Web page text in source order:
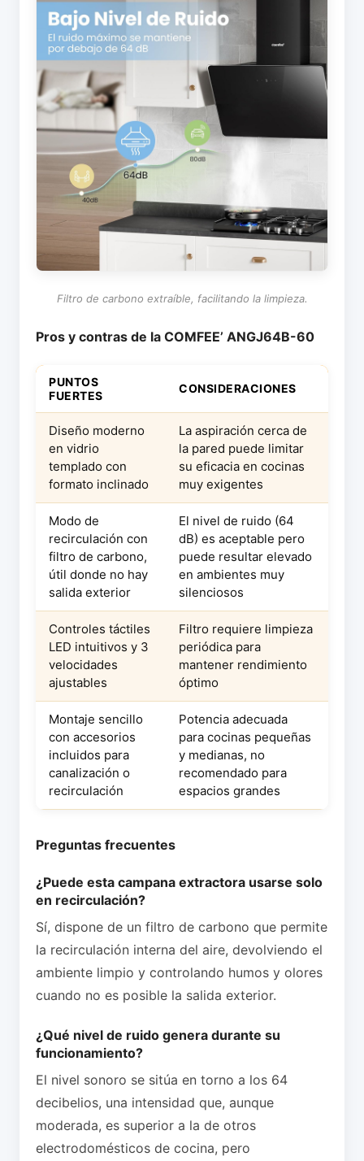
Filtro de carbono extraíble, facilitando la limpieza.
Pros y contras de la COMFEE’ ANGJ64B-60
PUNTOS
FUERTES
CONSIDERACIONES
Diseño moderno
en vidrio
templado con
formato inclinado
La aspiración cerca de
la pared puede limitar
su eficacia en cocinas
muy exigentes
Modo de
recirculación con
filtro de carbono,
útil donde no hay
salida exterior
El nivel de ruido (64
dB) es aceptable pero
puede resultar elevado
en ambientes muy
silenciosos
Controles táctiles
LED intuitivos y 3
velocidades
ajustables
Filtro requiere limpieza
periódica para
mantener rendimiento
óptimo
Montaje sencillo
con accesorios
incluidos para
canalización o
recirculación
Potencia adecuada
para cocinas pequeñas
y medianas, no
recomendado para
espacios grandes
Preguntas frecuentes
¿Puede esta campana extractora usarse solo
en recirculación?
Sí, dispone de un filtro de carbono que permite
la recirculación interna del aire, devolviendo el
ambiente limpio y controlando humos y olores
cuando no es posible la salida exterior.
¿Qué nivel de ruido genera durante su
funcionamiento?
El nivel sonoro se sitúa en torno a los 64
decibelios, una intensidad que, aunque
moderada, es superior a la de otros
electrodomésticos de cocina, pero